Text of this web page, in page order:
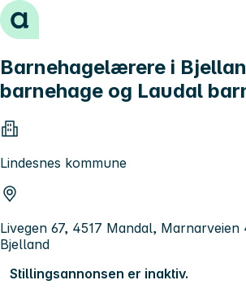
Hopp til innhold
Barnehagelærere i
barnehage og Laudal
Lindesnes kommune
Livegen 67, 4517 Mandal,
Bjelland
Stillingsannonsen er inaktiv.